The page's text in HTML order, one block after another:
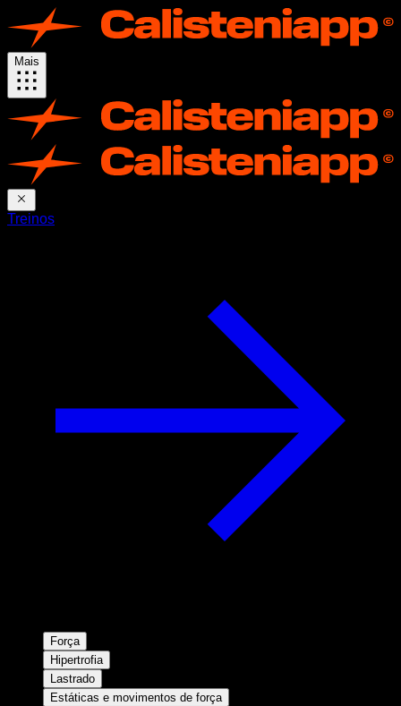
Mais
Treinos
Força
Hipertrofia
Lastrado
Estáticas e movimentos de força